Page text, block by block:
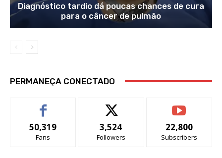
Diagnóstico tardio dá poucas chances de cura
para o câncer de pulmão
PERMANEÇA CONECTADO
50,319
Fans
3,524
Followers
22,800
Subscribers